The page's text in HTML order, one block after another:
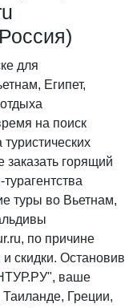
для
Египет,
на поиск
горящий
туры во Вьетнам,
по причине
и скидки. Остановив
ваше
Греции,